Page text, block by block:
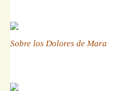
Sobre los Dolores de Mara